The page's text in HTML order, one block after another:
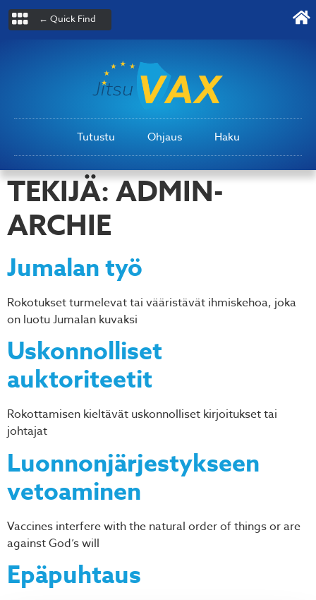
← Quick Find
Tutustu Ohjaus Haku
TEKIJÄ:ADMIN-
ARCHIE
Jumalan työ
Rokotukset turmelevat tai vääristävät ihmiskehoa, joka
on luotu Jumalan kuvaksi
Uskonnolliset
auktoriteetit
Rokottamisen kieltävät uskonnolliset kirjoitukset tai
johtajat
Luonnonjärjestykseen
vetoaminen
Vaccines interfere with the natural order of things or are
against God’s will
Epäpuhtaus